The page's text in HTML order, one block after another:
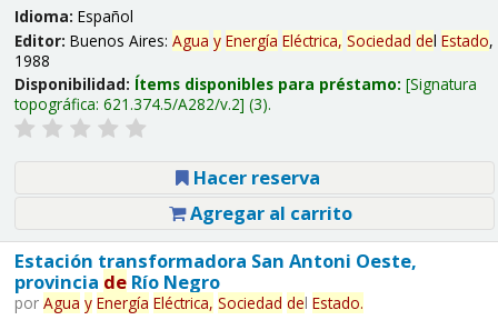
Idioma: Español
Editor: Buenos Aires: Agua y Energía Eléctrica, Sociedad del Estado,
1988
Disponibilidad: Ítems disponibles para préstamo: Signatura
topográfica: 621.374.5/A282/v.2 (3).
Hacer reserva
Agregar al carrito
Estación transformadora San Antoni Oeste,
provincia deRío Negro
por Agua y Energía Eléctrica, Sociedad del Estado.